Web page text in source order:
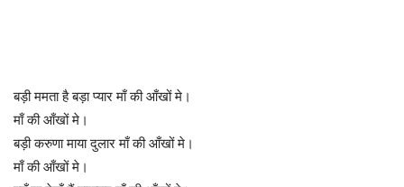
बड़ी ममता है बड़ा प्यार माँ की आँखों मे।
माँ की आँखों मे।
बड़ी करुणा माया दुलार माँ की आँखों मे।
माँ की आँखों मे।